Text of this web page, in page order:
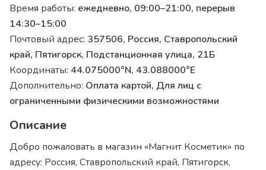
Время работы: ежедневно, 09:00–21:00, перерыв
14:30–15:00
Почтовый адрес: 357506, Россия, Ставропольский
край, Пятигорск, Подстанционная улица, 21Б
Координаты: 44.075000°N, 43.088000°E
Дополнительно: Оплата картой, Для лиц с
ограниченными физическими возможностями
Описание
Добро пожаловать в магазин «Магнит Косметик» по
адресу: Россия, Ставропольский край, Пятигорск,